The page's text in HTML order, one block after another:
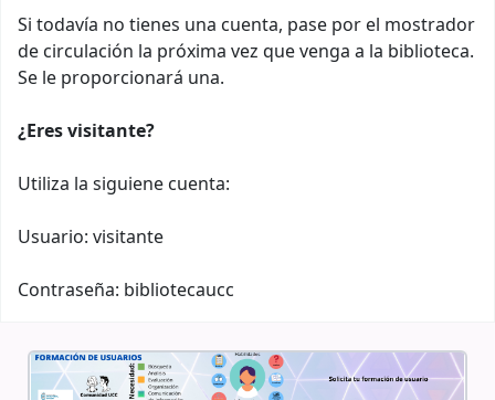
Si todavía no tienes una cuenta, pase por el mostrador
de circulación la próxima vez que venga a la biblioteca.
Se le proporcionará una.
¿Eres visitante?
Utiliza la siguiene cuenta:
Usuario: visitante
Contraseña: bibliotecaucc